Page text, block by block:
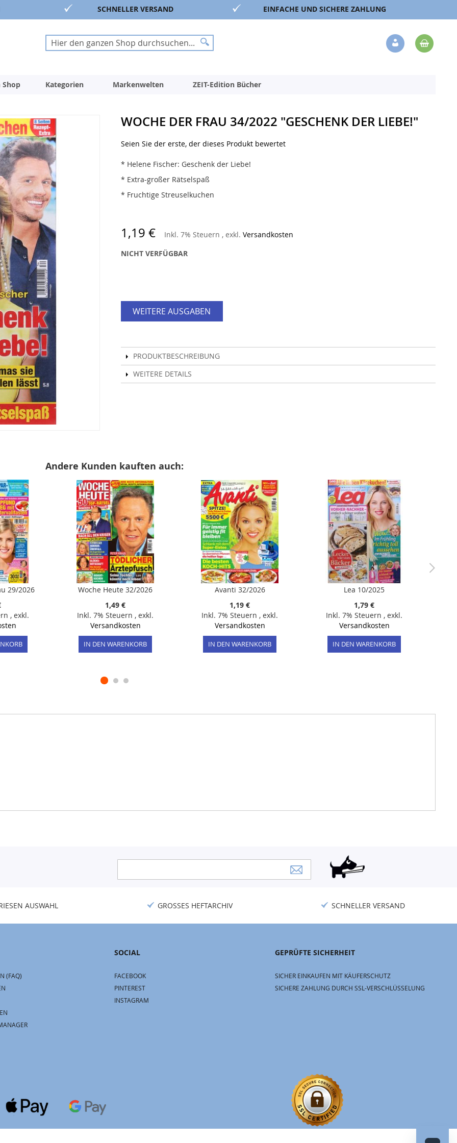
SCHNELLER VERSAND EINFACHE UND SICHERE ZAHLUNG
Suche
Suche
Veränderung
Shop Kategorien Markenwelten ZEIT-Edition Bücher
WOCHE DER FRAU 34/2022 "GESCHENK DER LIEBE!"
Seien Sie der erste, der dieses Produkt bewertet
* Helene Fischer: Geschenk der Liebe!
* Extra-großer Rätselspaß
* Fruchtige Streuselkuchen
1,19 € Inkl. 7% Steuern , exkl. Versandkosten
NICHT VERFÜGBAR
WEITERE AUSGABEN
PRODUKTBESCHREIBUNG
WEITERE DETAILS
Andere Kunden kauften auch:
29/2026
, exkl.
Woche Heute 32/2026
1,49 €
Inkl. 7% Steuern , exkl.
Versandkosten
IN DEN WARENKORB
Avanti 32/2026
1,19 €
Inkl. 7% Steuern , exkl.
Versandkosten
IN DEN WARENKORB
Lea 10/2025
1,79 €
Inkl. 7% Steuern , exkl.
Versandkosten
IN DEN WARENKORB
Newsletter:
AUSWAHL GROSSES HEFTARCHIV SCHNELLER VERSAND
(FAQ)
SOCIAL
FACEBOOK
PINTEREST
INSTAGRAM
GEPRÜFTE SICHERHEIT
SICHER EINKAUFEN MIT KÄUFERSCHUTZ
SICHERE ZAHLUNG DURCH SSL-VERSCHLÜSSELUNG